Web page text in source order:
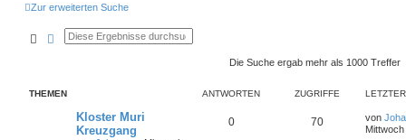
Zur erweiterten Suche
SucheErweiterte Suche
Die Suche ergab mehr als 1000 Treffer
THEMEN ANTWORTEN ZUGRIFFE
Kloster Muri
Kreuzgang
0 70 von